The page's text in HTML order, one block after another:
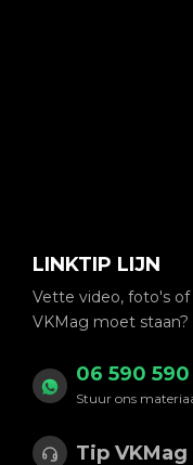
LINKTIP LIJN
Vette video, foto's
VKMag moet staan?
06 590
Stuur ons
Tip VKMag